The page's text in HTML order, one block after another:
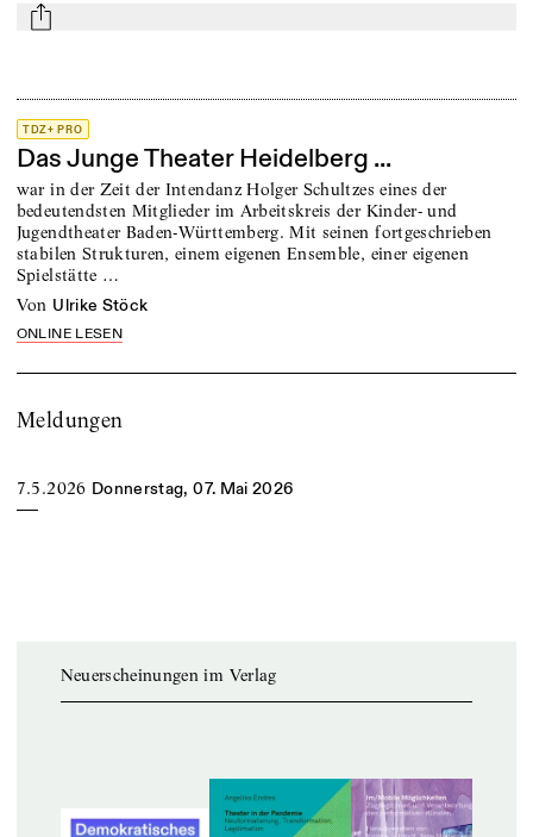
mail
TDZ+ PRO
Das Junge Theater Heidelberg ...
war in der Zeit der Intendanz Holger Schultzes eines der
bedeutendsten Mitglieder im Arbeitskreis der Kinder- und
Jugendtheater Baden-Württemberg. Mit seinen fortgeschrieben
stabilen Strukturen, einem eigenen Ensemble, einer eigenen
Spielstätte …
von Ulrike Stöck
ONLINE LESEN
Meldungen
7.5.2026 Donnerstag, 07. Mai 2026
Neuerscheinungen im Verlag